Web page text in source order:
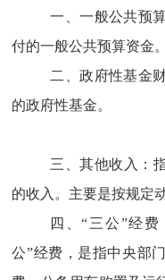
一 、一般公共预
付的一般公共预算资金。
二
、政府性基金
的政府性基金。
三、其他收入 ：
的收入。主要是按规定
四、“三公”经
公”经费，是指中央部